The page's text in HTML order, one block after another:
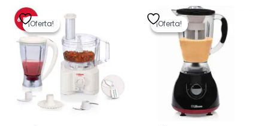
¡Oferta!
¡Oferta!precio
original
era:
$ 6.951,00.
es:
$ 5.560,80.
¡Oferta!
¡Oferta!
El
precio
original
era:
$ 5.806,00.
precio
actual
es:
$ 4.644,80.